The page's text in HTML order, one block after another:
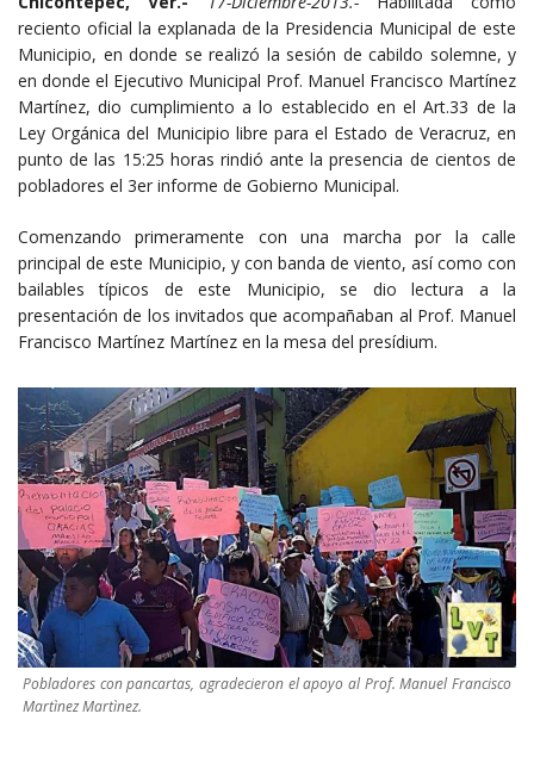
reciento oficial la explanada de la Presidencia Municipal de este
Municipio, en donde se realizó la sesión de cabildo solemne, y
en donde el Ejecutivo Municipal Prof. Manuel Francisco Martínez
Martínez, dio cumplimiento a lo establecido en el Art.33 de la
Ley Orgánica del Municipio libre para el Estado de Veracruz, en
punto de las 15:25 horas rindió ante la presencia de cientos de
pobladores el 3er informe de Gobierno Municipal.
Comenzando primeramente con una marcha por la calle
principal de este Municipio, y con banda de viento, así como con
bailables típicos de este Municipio, se dio lectura a la
presentación de los invitados que acompañaban al Prof. Manuel
Francisco Martínez Martínez en la mesa del presídium.
Pobladores con pancartas, agradecieron el apoyo al Prof. Manuel Francisco
Martìnez Martìnez.